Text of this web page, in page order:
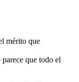
mérito que
que todo el